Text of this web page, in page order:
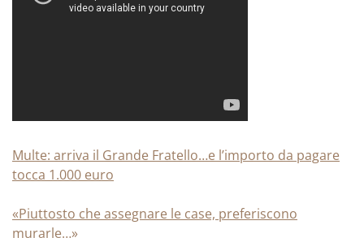
Multe: arriva il Grande Fratello…e l’importo da pagare
tocca 1.000 euro
«Piuttosto che assegnare le case, preferiscono
murarle…»